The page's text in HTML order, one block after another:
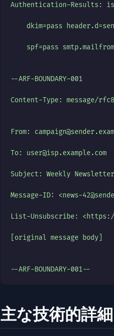
Authentication-Results:
dkim=pass
spf=pass
--ARF-BOUNDARY-001
Content-Type: message/
From:
To: user@isp.example.com
Subject: Weekly
Message-ID: <news-
List-Unsubscribe: <https://
[original message body]
--ARF-BOUNDARY-001--
主な技術的詳細